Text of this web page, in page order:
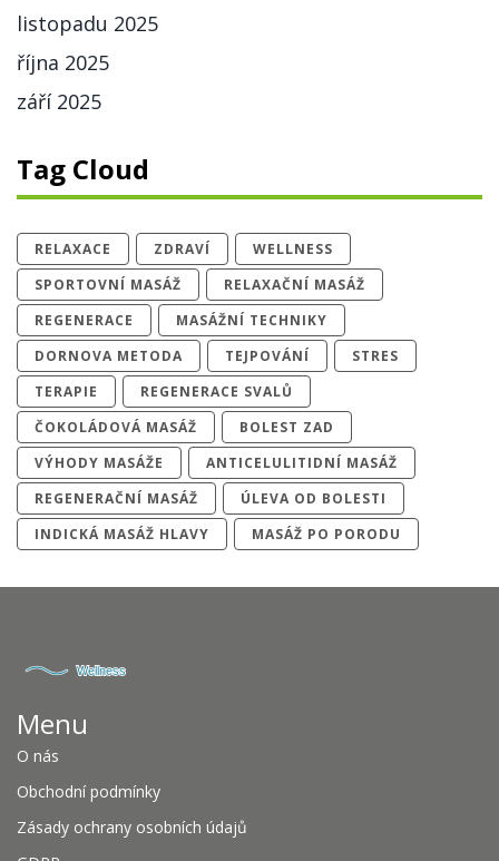
listopadu 2025
října 2025
září 2025
Tag Cloud
RELAXACE ZDRAVÍ
WELLNESS
SPORTOVNÍ MASÁŽ
RELAXAČNÍ MASÁŽ
REGENERACE
MASÁŽNÍ TECHNIKY
DORNOVA METODA
TEJPOVÁNÍ
STRES
TERAPIE
REGENERACE SVALŮ
ČOKOLÁDOVÁ MASÁŽ
BOLEST ZAD
VÝHODY MASÁŽE
ANTICELULITIDNÍ MASÁŽ
REGENERAČNÍ MASÁŽ
ÚLEVA OD BOLESTI
INDICKÁ MASÁŽ HLAVY
MASÁŽ PO PORODU
Menu
O nás
Obchodní podmínky
Zásady ochrany osobních údajů